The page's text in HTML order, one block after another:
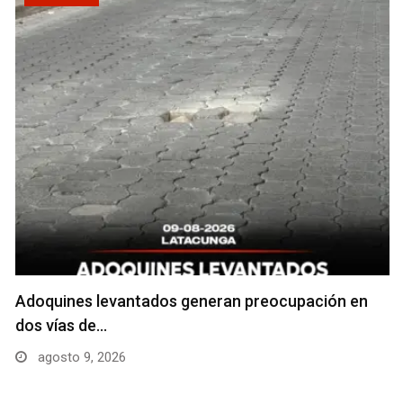
Adoquines levantados generan preocupación en
dos vías de…
agosto 9, 2026